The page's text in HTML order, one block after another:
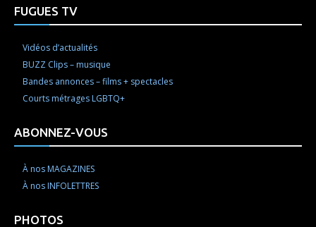
FUGUES TV
Vidéos d’actualités
BUZZ Clips – musique
Bandes annonces – films + spectacles
Courts métrages LGBTQ+
ABONNEZ-VOUS
À nos MAGAZINES
À nos INFOLETTRES
PHOTOS